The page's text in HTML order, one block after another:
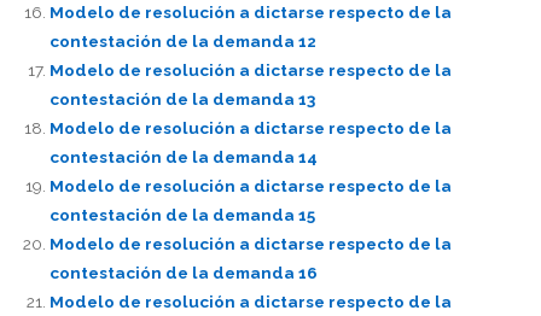
Modelo de resolución a dictarse respecto de la
contestación de la demanda 12
Modelo de resolución a dictarse respecto de la
contestación de la demanda 13
Modelo de resolución a dictarse respecto de la
contestación de la demanda 14
Modelo de resolución a dictarse respecto de la
contestación de la demanda 15
Modelo de resolución a dictarse respecto de la
contestación de la demanda 16
Modelo de resolución a dictarse respecto de la